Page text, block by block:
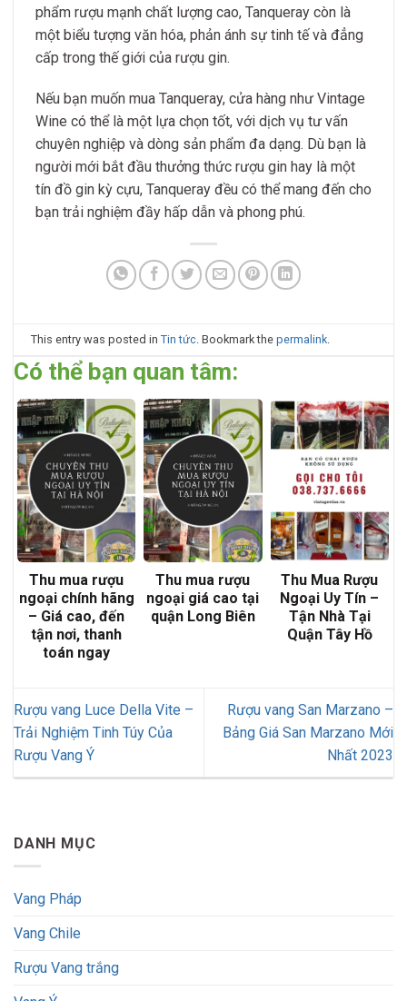
phẩm rượu mạnh chất lượng cao, Tanqueray còn là
một biểu tượng văn hóa, phản ánh sự tinh tế và đẳng
cấp trong thế giới của rượu gin.
Nếu bạn muốn mua Tanqueray, cửa hàng như Vintage
Wine có thể là một lựa chọn tốt, với dịch vụ tư vấn
chuyên nghiệp và dòng sản phẩm đa dạng. Dù bạn là
người mới bắt đầu thưởng thức rượu gin hay là một
tín đồ gin kỳ cựu, Tanqueray đều có thể mang đến cho
bạn trải nghiệm đầy hấp dẫn và phong phú.
This entry was posted inTin tức . Bookmark thepermalink
Có thể bạn quan tâm:
Thu mua rượu
ngoại chính hãng
– Giá cao, đến
tận nơi, thanh
toán ngay
Thu mua rượu
ngoại giá cao tại
quận Long Biên
Thu Mua Rượu
Ngoại Uy Tín –
Tận Nhà Tại
Quận Tây Hồ
Rượu vang Luce Della Vite –
Trải Nghiệm Tinh Túy Của
Rượu Vang Ý
Rượu vang San Marzano –
Bảng Giá San Marzano Mới
Nhất 2023
DANH MỤC
Vang Pháp
Vang Chile
Rượu Vang trắng